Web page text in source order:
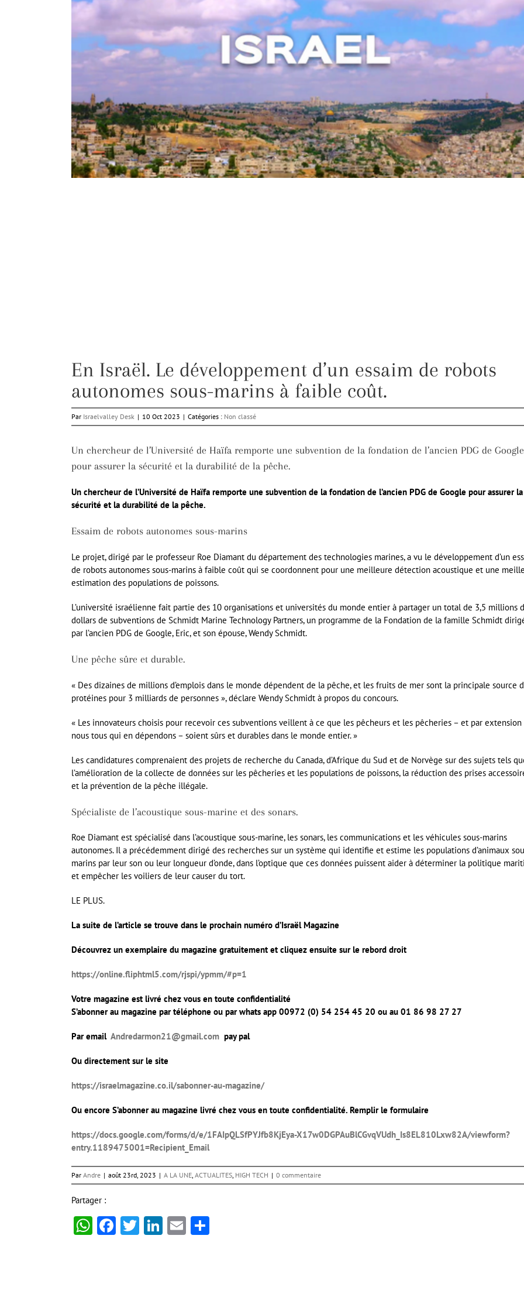
En Israël. Le développement d’un essaim de robots
autonomes sous-marins à faible coût.
Par Israelvalley Desk | 10 Oct 2023 | Catégories : Non classé
Un chercheur de l’Université de Haïfa remporte une subvention de la fondation de l’ancien PDG de Google
pour assurer la sécurité et la durabilité de la pêche.
Un chercheur de l’Université de Haïfa remporte une subvention de la fondation de l’ancien PDG de Google pour assurer la
sécurité et la durabilité de la pêche.
Essaim de robots autonomes sous-marins
Le projet, dirigé par le professeur Roe Diamant du département des technologies marines, a vu le développement d’un
de robots autonomes sous-marins à faible coût qui se coordonnent pour une meilleure détection acoustique et une
estimation des populations de poissons.
L’université israélienne fait partie des 10 organisations et universités du monde entier à partager un total de 3,5 millions
dollars de subventions de Schmidt Marine Technology Partners, un programme de la Fondation de la famille Schmidt
par l’ancien PDG de Google, Eric, et son épouse, Wendy Schmidt.
Une pêche sûre et durable.
« Des dizaines de millions d’emplois dans le monde dépendent de la pêche, et les fruits de mer sont la principale source
protéines pour 3 milliards de personnes », déclare Wendy Schmidt à propos du concours.
« Les innovateurs choisis pour recevoir ces subventions veillent à ce que les pêcheurs et les pêcheries – et par extension
nous tous qui en dépendons – soient sûrs et durables dans le monde entier. »
Les candidatures comprenaient des projets de recherche du Canada, d’Afrique du Sud et de Norvège sur des sujets tels
l’amélioration de la collecte de données sur les pêcheries et les populations de poissons, la réduction des prises
et la prévention de la pêche illégale.
Spécialiste de l’acoustique sous-marine et des sonars.
Roe Diamant est spécialisé dans l’acoustique sous-marine, les sonars, les communications et les véhicules sous-marins
autonomes. Il a précédemment dirigé des recherches sur un système qui identifie et estime les populations d’animaux
marins par leur son ou leur longueur d’onde, dans l’optique que ces données puissent aider à déterminer la politique
et empêcher les voiliers de leur causer du tort.
LE PLUS.
La suite de l’article se trouve dans le prochain numéro d’Israël Magazine
Découvrez un exemplaire du magazine gratuitement et cliquez ensuite sur le rebord droit
https://online.fliphtml5.com/rjspi/ypmm/#p=1
Votre magazine est livré chez vous en toute confidentialité
S’abonner au magazine par téléphone ou par whats app 00972 (0) 54 254 45 20 ou au 01 86 98 27 27
Par email Andredarmon21@gmail.com pay pal
Ou directement sur le site
https://israelmagazine.co.il/sabonner-au-magazine/
Ou encore S’abonner au magazine livré chez vous en toute confidentialité. Remplir le formulaire
https://docs.google.com/forms/d/e/1FAIpQLSfPYJfb8KjEya-X17w0DGPAuBlCGvqVUdh_Is8EL810Lxw82A/viewform?
entry.1189475001=Recipient_Email
Par Andre | août 23rd, 2023 | A LA UNE, ACTUALITES, HIGH TECH | 0 commentaire
Partager :
WhatsApp
Facebook
Twitter
LinkedIn
Email